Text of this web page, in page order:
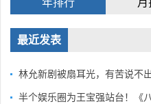
年排行 月
最近发表
林允新剧被扇耳光，有苦说不
半个娱乐圈为王宝强站台！《